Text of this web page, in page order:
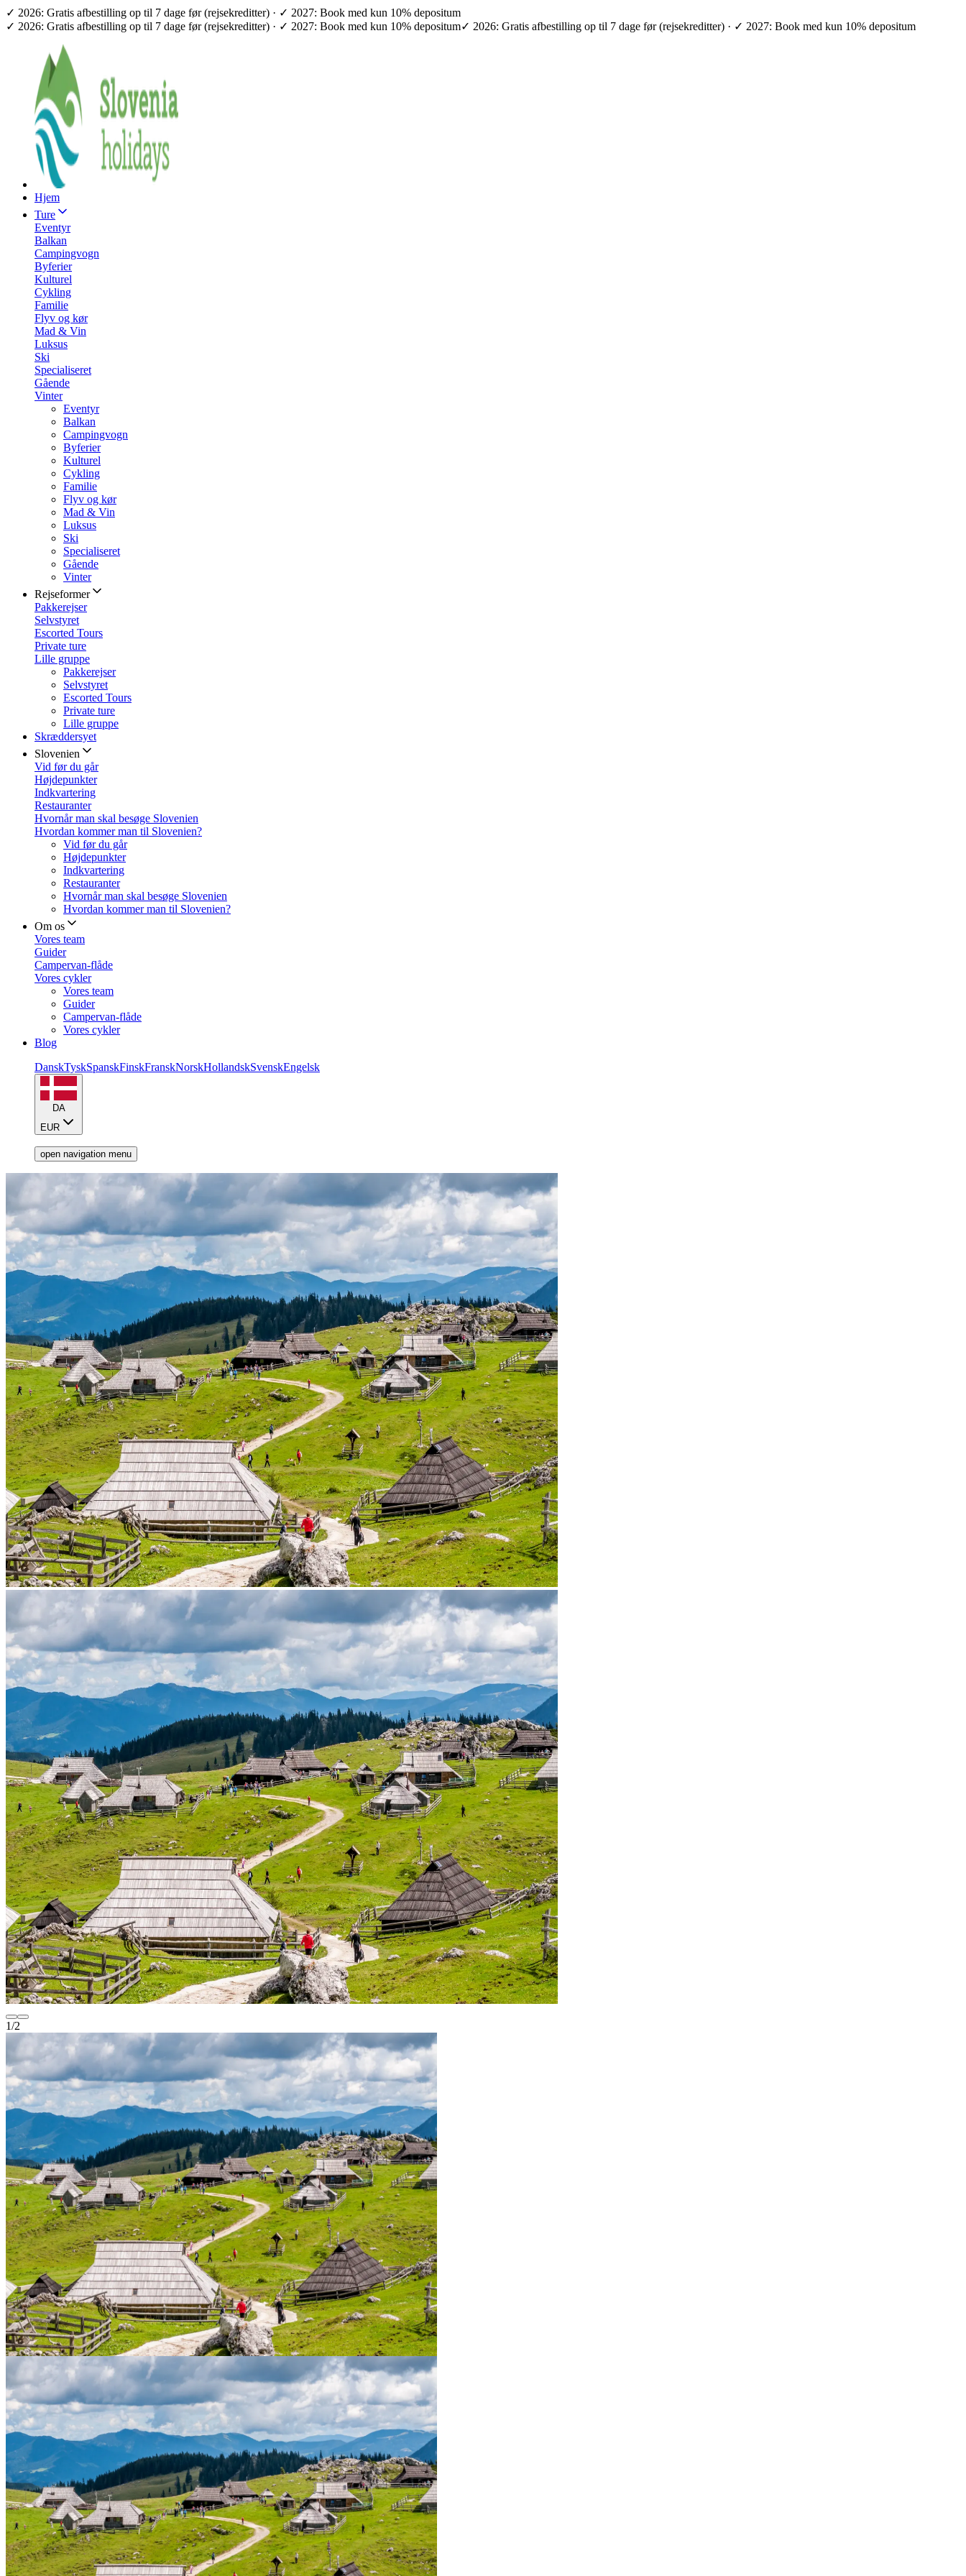
✓ 2026: Gratis afbestilling op til 7 dage før (rejsekreditter) · ✓ 2027: Book med kun 10% depositum
✓ 2026: Gratis afbestilling op til 7 dage før (rejsekreditter) · ✓ 2027: Book med kun 10% depositum✓ 2026: Gratis afbestilling op til 7 dage før (rejsekreditter) · ✓ 2027: Book med kun 10% depositum
Hjem
Ture
Eventyr
Balkan
Campingvogn
Byferier
Kulturel
Cykling
Familie
Flyv og kør
Mad & Vin
Luksus
Ski
Specialiseret
Gående
Vinter
Eventyr
Balkan
Campingvogn
Byferier
Kulturel
Cykling
Familie
Flyv og kør
Mad & Vin
Luksus
Ski
Specialiseret
Gående
Vinter
Rejseformer
Pakkerejser
Selvstyret
Escorted Tours
Private ture
Lille gruppe
Pakkerejser
Selvstyret
Escorted Tours
Private ture
Lille gruppe
Skræddersyet
Slovenien
Vid før du går
Højdepunkter
Indkvartering
Restauranter
Hvornår man skal besøge Slovenien
Hvordan kommer man til Slovenien?
Vid før du går
Højdepunkter
Indkvartering
Restauranter
Hvornår man skal besøge Slovenien
Hvordan kommer man til Slovenien?
Om os
Vores team
Guider
Campervan-flåde
Vores cykler
Vores team
Guider
Campervan-flåde
Vores cykler
Blog
DanskTyskSpanskFinskFranskNorskHollandskSvenskEngelsk
DA
EUR
open navigation menu
1/2